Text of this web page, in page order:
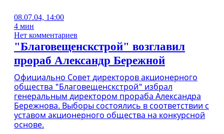
08.07.04, 14:00
4 мин
Нет комментариев
"Благовещенскстрой" возглавил
прораб Александр Бережной
Официально Совет директоров акционерного
общества "Благовещенскстрой" избрал
генеральным директором прораба Александра
Бережнова. Выборы состоялись в соответствии с
уставом акционерного общества на конкурсной
основе.